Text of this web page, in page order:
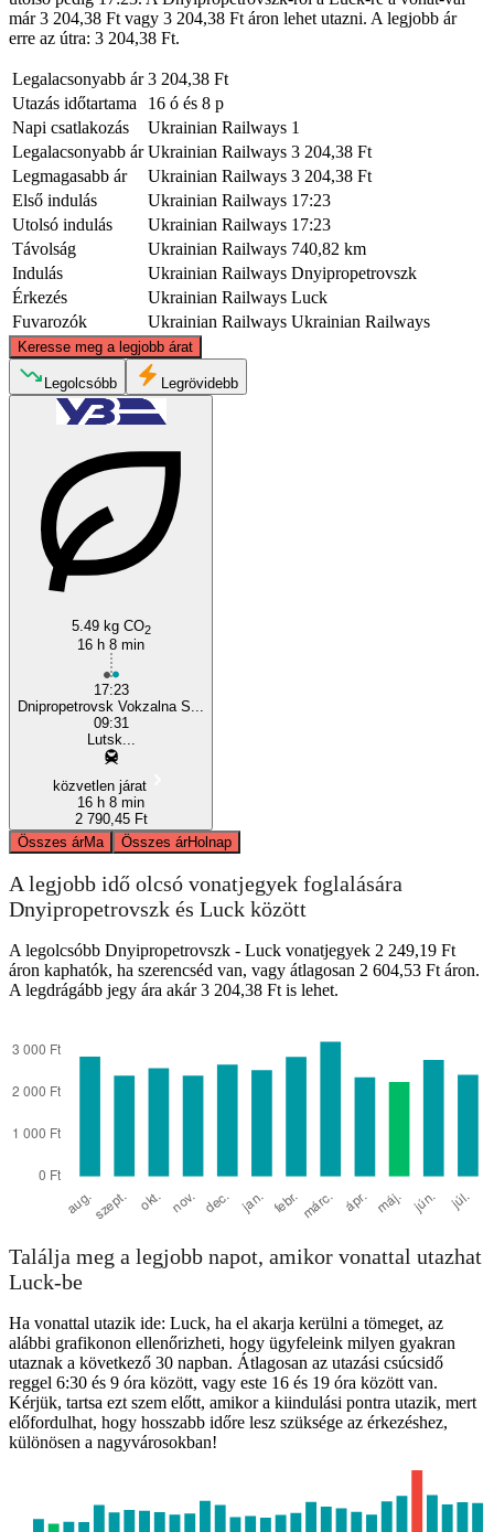
már 3 204,38 Ft vagy 3 204,38 Ft áron lehet utazni. A legjobb ár
erre az útra: 3 204,38 Ft.
Legalacsonyabb ár 3 204,38 Ft
Utazás időtartama
16 ó és 8 p
Napi csatlakozás
Ukrainian Railways 1
Legalacsonyabb ár Ukrainian Railways 3 204,38 Ft
Legmagasabb ár
Ukrainian Railways 3 204,38 Ft
Első indulás
Ukrainian Railways 17:23
Utolsó indulás
Ukrainian Railways 17:23
Távolság
Ukrainian Railways 740,82 km
Indulás
Ukrainian Railways Dnyipropetrovszk
Érkezés
Ukrainian Railways Luck
Fuvarozók
Ukrainian Railways Ukrainian Railways
Keresse meg a legjobb árat
Lutsk
© CARTO, ©OpenStreetMapcontributors
Legolcsóbb Legrövidebb
5.49 kg CO2
16 h 8 min
17:23
Dnipropetrovsk Vokzalna S...
09:31
Lutsk...
közvetlen járat
16 h 8 min
2 790,45 Ft
Összes árMa Összes árHolnap
A legjobb idő olcsó vonatjegyek foglalására
Dnyipropetrovszk és Luck között
A legolcsóbb Dnyipropetrovszk - Luck vonatjegyek 2 249,19 Ft
áron kaphatók, ha szerencséd van, vagy átlagosan 2 604,53 Ft áron.
A legdrágább jegy ára akár 3 204,38 Ft is lehet.
Találja meg a legjobb napot, amikor vonattal utazhat
Luck-be
Ha vonattal utazik ide: Luck, ha el akarja kerülni a tömeget, az
alábbi grafikonon ellenőrizheti, hogy ügyfeleink milyen gyakran
utaznak a következő 30 napban. Átlagosan az utazási csúcsidő
reggel 6:30 és 9 óra között, vagy este 16 és 19 óra között van.
Kérjük, tartsa ezt szem előtt, amikor a kiindulási pontra utazik, mert
előfordulhat, hogy hosszabb időre lesz szüksége az érkezéshez,
különösen a nagyvárosokban!